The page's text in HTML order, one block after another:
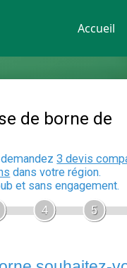
Accueil
En 5
aux
Gratuit,